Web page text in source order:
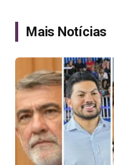
Mais Notícias